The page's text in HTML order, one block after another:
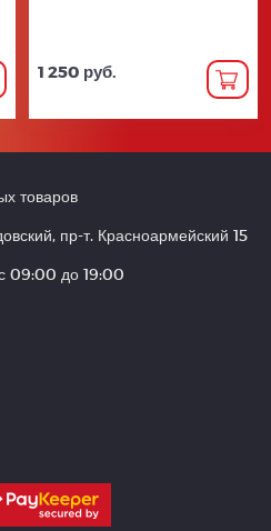
1 250 руб.
товаров
пр-т. Красноармейский 15
09:00 до 19:00